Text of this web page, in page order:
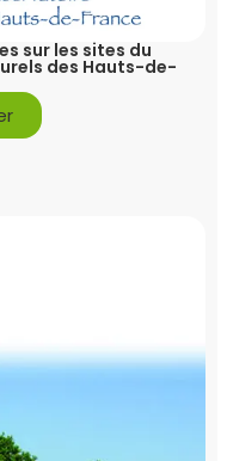
sur les sites du
des Hauts-de-